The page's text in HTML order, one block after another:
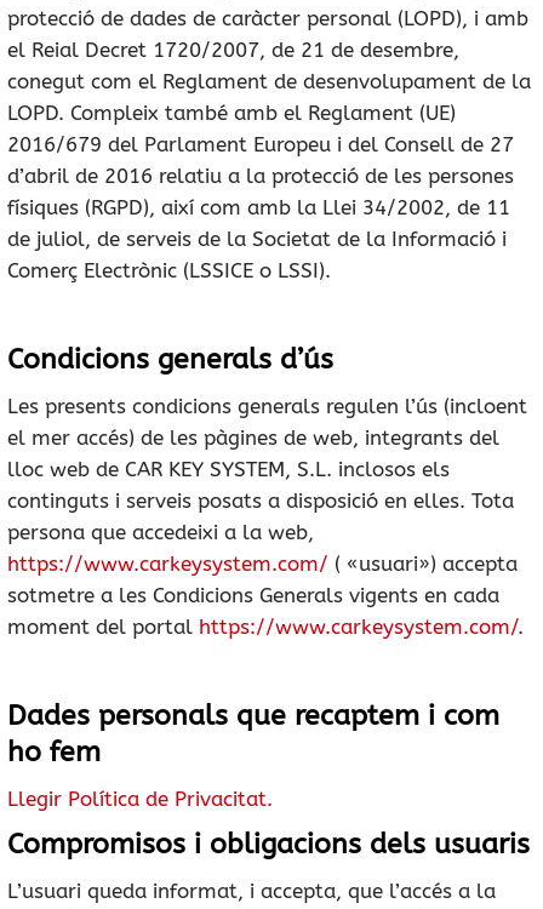
protecció de dades de caràcter personal (LOPD), i amb
el Reial Decret 1720/2007, de 21 de desembre,
conegut com el Reglament de desenvolupament de la
LOPD. Compleix també amb el Reglament (UE)
2016/679 del Parlament Europeu i del Consell de 27
d’abril de 2016 relatiu a la protecció de les persones
físiques (RGPD), així com amb la Llei 34/2002, de 11
de juliol, de serveis de la Societat de la Informació i
Comerç Electrònic (LSSICE o LSSI).
Condicions generals d’ús
Les presents condicions generals regulen l’ús (incloent
el mer accés) de les pàgines de web, integrants del
lloc web de CAR KEY SYSTEM, S.L. inclosos els
continguts i serveis posats a disposició en elles. Tota
persona que accedeixi a la web,
https://www.carkeysystem.com/ ( «usuari») accepta
sotmetre a les Condicions Generals vigents en cada
moment del portal https://www.carkeysystem.com/.
Dades personals que recaptem i com
ho fem
Llegir Política de Privacitat.
Compromisos i obligacions dels usuaris
L’usuari queda informat, i accepta, que l’accés a la